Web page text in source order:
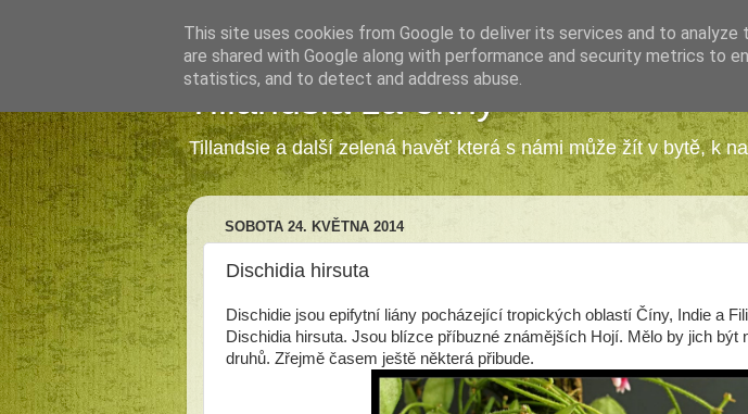
Tillandsia za okny
Tillandsie a další zelená havěť která s námi může žít v bytě, k
SOBOTA 24. KVĚTNA 2014
Dischidia hirsuta
Dischidie jsou epifytní liány pocházející tropických oblastí Číny, Indie a
Dischidia hirsuta. Jsou blízce příbuzné známějších Hojí. Mělo by jich být
druhů. Zřejmě časem ještě některá přibude.
This site uses cookies from Google to deliver its services and to analyze
are shared with Google along with performance and security metrics to
statistics, and to detect and address abuse.